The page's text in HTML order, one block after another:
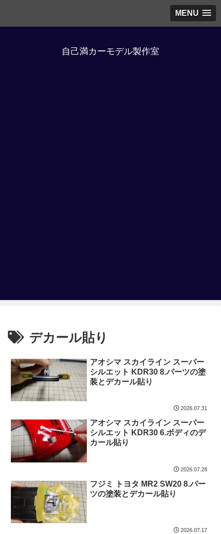
MENU
自己満カーモデル製作室
デカール貼り
アオシマ スカイライン スーパー
シルエット KDR30 8.パーツの塗
装とデカール貼り
2026.07.31
アオシマ スカイライン スーパー
シルエット KDR30 6.ボディのデ
カール貼り
2026.07.28
フジミ トヨタ MR2 SW20 8.パー
ツの塗装とデカール貼り
2026.07.17